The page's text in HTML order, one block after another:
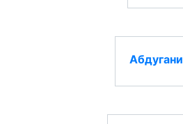
Абдугани